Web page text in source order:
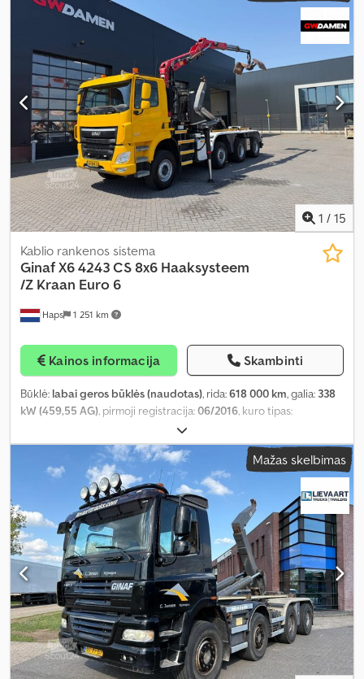
pavaros tipas:automatinis
, priekinės
padangos dydis:385/65R22.5, galinės padangos dydis:
295/80R22.5, Įranga:
ABS, diferencialo užraktas, kabina, kranas,
papildomi žibintai, vairo stiprintuvas
1 / 15
Haps 1 251 km
Kablio rankenos sistema
GinafX6 4243 CS 8x6 Haaksysteem
/Z Kraan Euro 6
Kainos informacija Skambinti
Būklė: labai geros būklės (naudotas), rida:618 000 km, galia: 338
kW (459,55 AG), pirmoji registracija:06/2016, kuro tipas:
8x6, ratų bazė:
dyzelinas, stabdžiai:variklio stabdymas, vairuotojo kabina:
, pavaros tipas:automatinis , pavarų skaičius:12,
emisijos klasė:Euro 6, leistina ašies apkrova (ašis 1): 9 000 kg,
leistina ašies apkrova (ašis 2):10 000 kg, leistina ašies apkrova (ašis
3):11 500 kg, Gamybos metai: 2016 , Įranga:
ABS, centrinis
užraktas, elektrinis langų reguliavimas, kranas, oro
kondicionavimas, stovėjimo kondicionierius,
Mažas skelbimas